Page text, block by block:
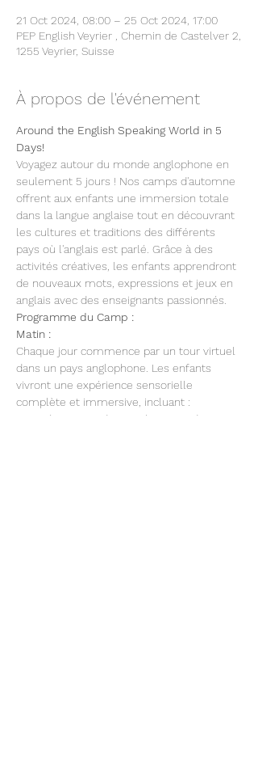
21 Oct 2024, 08:00 – 25 Oct 2024, 17:00
PEP English Veyrier , Chemin de Castelver 2,
1255 Veyrier, Suisse
À propos de l'événement
Around the English Speaking World in 5
Days!
Voyagez autour du monde anglophone en
seulement 5 jours ! Nos camps d'automne
offrent aux enfants une immersion totale
dans la langue anglaise tout en découvrant
les cultures et traditions des différents
pays où l'anglais est parlé. Grâce à des
activités créatives, les enfants apprendront
de nouveaux mots, expressions et jeux en
anglais avec des enseignants passionnés.
Programme du Camp :
Chaque jour commence par un tour virtuel
dans un pays anglophone. Les enfants
vivront une expérience sensorielle
complète et immersive, incluant :
Découverte du pays à travers des